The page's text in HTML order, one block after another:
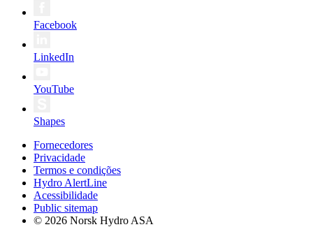
Facebook
LinkedIn
YouTube
Shapes
Fornecedores
Privacidade
Termos e condições
Hydro AlertLine
Acessibilidade
Public sitemap
© 2026 Norsk Hydro ASA